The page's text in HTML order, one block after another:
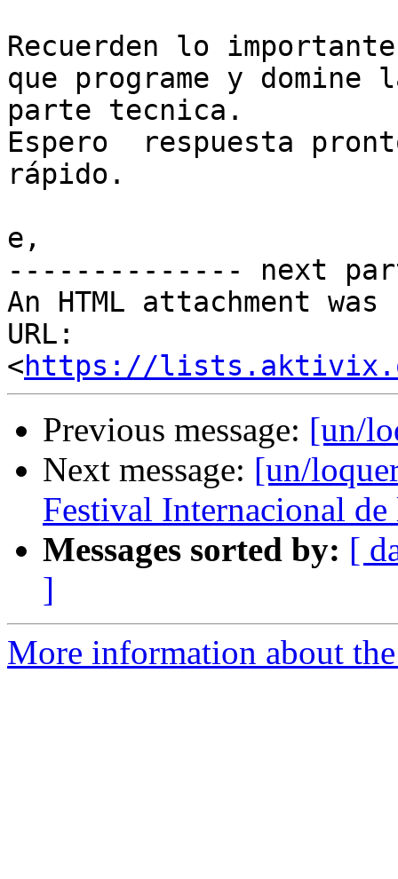
Recuerden lo
que programe y domine
parte tecnica.
Espero  respuesta
rápido.
e,
-------------- next
An HTML attachment
URL:
<https://
Previous message: [un/
Next message: [un/
Festival Internacional de
Messages sorted by: [
]
More information about